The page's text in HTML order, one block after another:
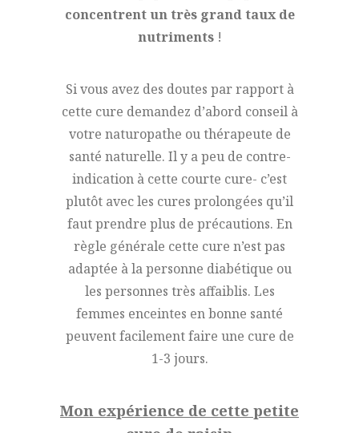
concentrent un très grand taux de
nutriments !
Si vous avez des doutes par rapport à
cette cure demandez d’abord conseil à
votre naturopathe ou thérapeute de
santé naturelle. Il y a peu de contre-
indication à cette courte cure- c’est
plutôt avec les cures prolongées qu’il
faut prendre plus de précautions. En
règle générale cette cure n’est pas
adaptée à la personne diabétique ou
les personnes très affaiblis. Les
femmes enceintes en bonne santé
peuvent facilement faire une cure de
1-3 jours.
Mon expérience de cette petite